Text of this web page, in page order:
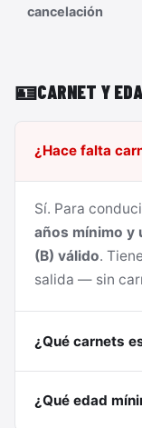
cancelación
🪪CARNET Y
¿Hace falta
Sí. Para
años mínimo y
(B) válido.
salida — sin
¿Qué carnets
¿Qué edad